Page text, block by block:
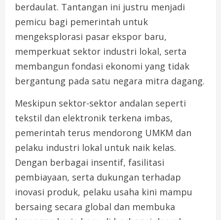
berdaulat. Tantangan ini justru menjadi
pemicu bagi pemerintah untuk
mengeksplorasi pasar ekspor baru,
memperkuat sektor industri lokal, serta
membangun fondasi ekonomi yang tidak
bergantung pada satu negara mitra dagang.
Meskipun sektor-sektor andalan seperti
tekstil dan elektronik terkena imbas,
pemerintah terus mendorong UMKM dan
pelaku industri lokal untuk naik kelas.
Dengan berbagai insentif, fasilitasi
pembiayaan, serta dukungan terhadap
inovasi produk, pelaku usaha kini mampu
bersaing secara global dan membuka